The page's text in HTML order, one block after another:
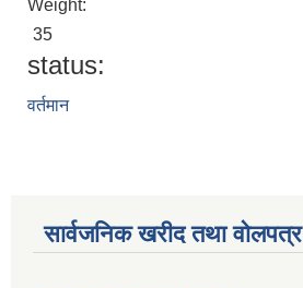
Weight:
35
status:
वर्तमान
सार्वजनिक खरीद तथा वाेलपत्र